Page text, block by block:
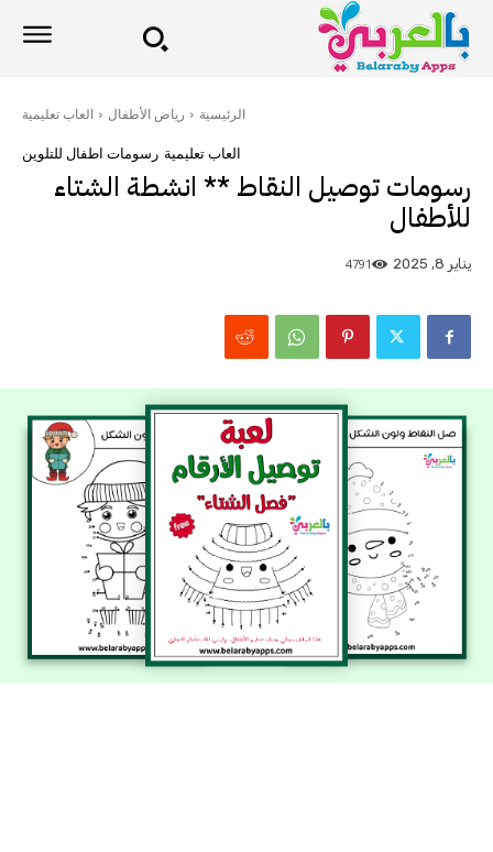
الرئيسية رياض الأطفال العاب تعليمية
العاب تعليمية رسومات اطفال للتلوين
رسومات توصيل النقاط ** انشطة الشتاء
للأطفال
يناير 8, 2025 4791